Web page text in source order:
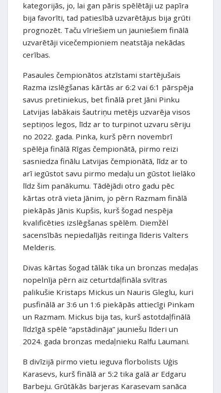
kategorijās, jo, lai gan pāris spēlētāji uz papīra
bija favorīti, tad patiesībā uzvarētājus bija grūti
prognozēt. Taču vīriešiem un jauniešiem finālā
uzvarētāji vicečempioniem neatstāja nekādas
cerības.
Pasaules čempionātos atzīstami startējušais
Razma izslēgšanas kārtās ar 6:2 vai 6:1 pārspēja
savus pretiniekus, bet finālā pret Jāni Pinku
Latvijas labākais šautriņu metējs uzvarēja visos
septiņos legos, līdz ar to turpinot uzvaru sēriju
no 2022. gada. Pinka, kurš pērn novembrī
spēlēja finālā Rīgas čempionātā, pirmo reizi
sasniedza finālu Latvijas čempionātā, līdz ar to
arī iegūstot savu pirmo medaļu un gūstot lielāko
līdz šim panākumu. Tādējādi otro gadu pēc
kārtas otrā vieta Jānim, jo pērn Razmam finālā
piekāpās Jānis Kupšis, kurš šogad nespēja
kvalificēties izslēgšanas spēlēm. Diemžēl
sacensībās nepiedalījās reitinga līderis Valters
Melderis.
Divas kārtas šogad tālāk tika un bronzas medaļas
nopelnīja pērn aiz ceturtdaļfināla svītras
palikušie Kristaps Mickus un Nauris Gleglu, kuri
pusfinālā ar 3:6 un 1:6 piekāpās attiecīgi Pinkam
un Razmam. Mickus bija tas, kurš astotdaļfinālā
līdzīgā spēlē “apstādināja” jauniešu līderi un
2024. gada bronzas medaļnieku Ralfu Laumani.
B divīzijā pirmo vietu ieguva florbolists Uģis
Karasevs, kurš finālā ar 5:2 tika galā ar Edgaru
Barbeju. Grūtākās barjeras Karasevam sanāca